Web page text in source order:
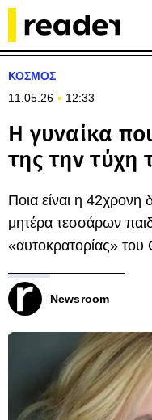
ΚΟΣΜΟΣ
11.05.26
12:33
Η γυναίκα
της την τύχη
Ποια είναι η 42χρονη
μητέρα τεσσάρων
«αυτοκρατορίας» του
Newsroom